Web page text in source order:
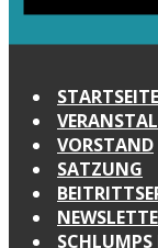
STARTSEITE
VORSTAND
SATZUNG
SCHLUMPS